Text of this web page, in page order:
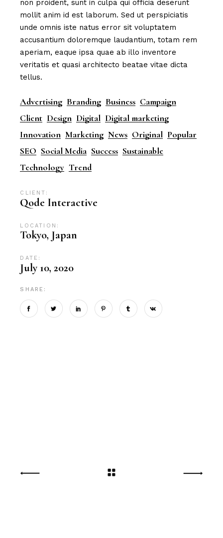
non proident, sunt in culpa qui officia deserunt
mollit anim id est laborum. Sed ut perspiciatis
unde omnis iste natus error sit voluptatem
accusantium doloremque laudantium, totam rem
aperiam, eaque ipsa quae ab illo inventore
veritatis et quasi architecto beatae vitae dicta
tellus.
Advertising Branding Business Campaign
Client Design Digital Digital marketing
Innovation Marketing News Original Popular
SEO Social Media Success Sustainable
Technology Trend
CLIENT:
Qode Interactive
LOCATION:
Tokyo, Japan
DATE:
July 10, 2020
SHARE: